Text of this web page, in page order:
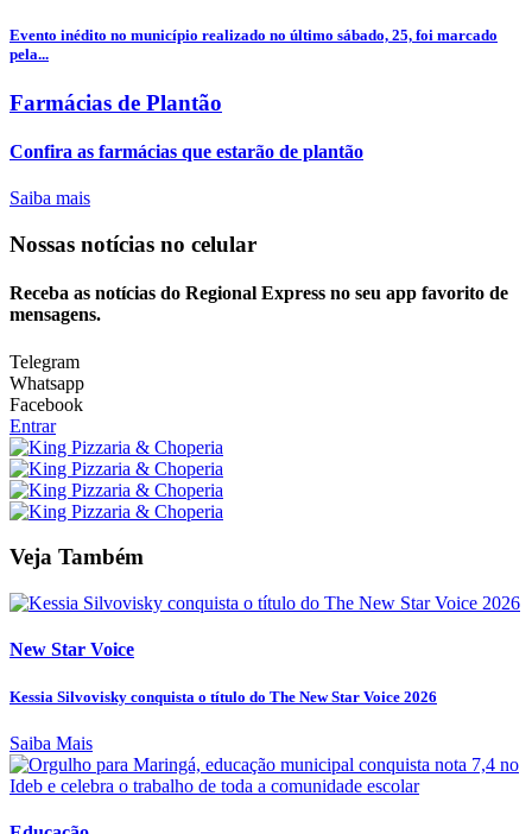
Evento inédito no município realizado no último sábado, 25, foi marcado
pela...
Farmácias de Plantão
Confira as farmácias que estarão de plantão
Saiba mais
Nossas notícias no celular
Receba as notícias do Regional Express no seu app favorito de
mensagens.
Telegram
Whatsapp
Facebook
Entrar
Veja Também
New Star Voice
Kessia Silvovisky conquista o título do The New Star Voice 2026
Saiba Mais